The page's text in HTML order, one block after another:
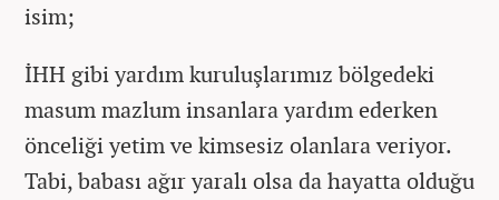
isim;
İHH gibi yardım kuruluşlarımız bölgedeki
masum mazlum insanlara yardım ederken
önceliği yetim ve kimsesiz olanlara veriyor.
Tabi, babası ağır yaralı olsa da hayatta olduğu